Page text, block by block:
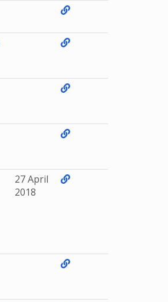
27 April
2018